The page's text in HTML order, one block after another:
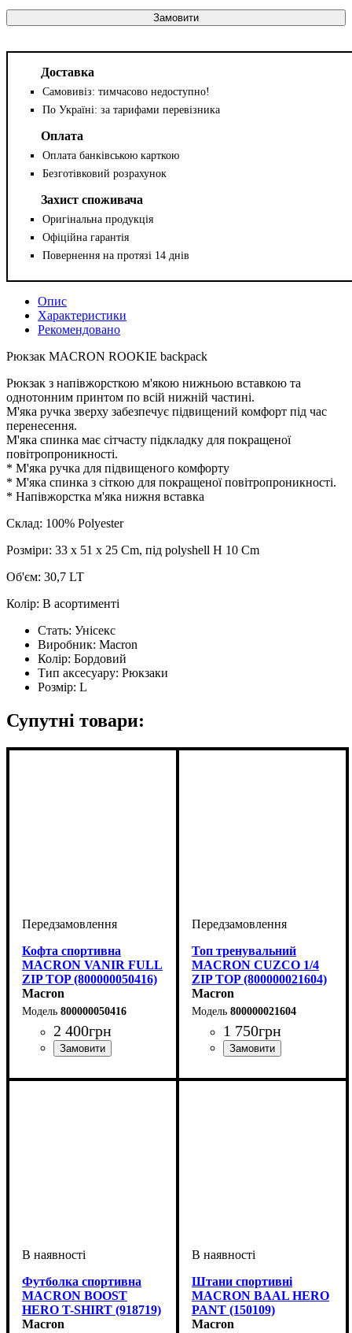
Замовити
Доставка
Самовивіз: тимчасово недоступно!
По Україні: за тарифами перевізника
Оплата
Оплата банківською карткою
Безготівковий розрахунок
Захист споживача
Оригінальна продукція
Офіційна гарантія
Повернення на протязі 14 днів
Опис
Характеристики
Рекомендовано
Рюкзак MACRON ROOKIE backpack
Рюкзак з напівжорсткою м'якою нижньою вставкою та
однотонним принтом по всій нижній частині.
М'яка ручка зверху забезпечує підвищений комфорт під час
перенесення.
М'яка спинка має сітчасту підкладку для покращеної
повітропроникності.
* М'яка ручка для підвищеного комфорту
* М'яка спинка з сіткою для покращеної повітропроникності.
* Напівжорстка м'яка нижня вставка
Склад: 100% Polyester
Розміри: 33 x 51 x 25 Cm, під polyshell H 10 Cm
Об'єм: 30,7 LT
Колір: В асортименті
Стать: Унісекс
Виробник: Macron
Колір: Бордовий
Тип аксесуару: Рюкзаки
Розмір: L
Супутні товари:
Кофта спортивна
MACRON VANIR FULL
ZIP TOP (800000050416)
Macron
800000050416
2 400грн
Чоловічий
Топ тренувальний
MACRON CUZCO 1/4
ZIP TOP (800000021604)
Macron
800000021604
1 750грн
Футболка спортивна
MACRON BOOST
HERO T-SHIRT (918719)
Macron
Штани спортивні
MACRON BAAL HERO
PANT (150109)
Macron